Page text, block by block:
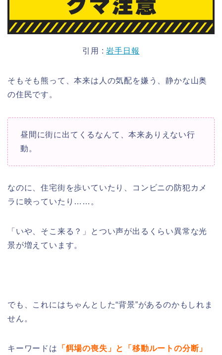
引用 :岩手日報
そもそも熊って、本来は人の気配を嫌う、静かな山奥
の住民です。
昼間に街に出てくるなんて、本来ありえない行
動。
なのに、住宅街を歩いていたり、コンビニの防犯カメ
ラに映っていたり……。
「いや、そこ来る？」とつい声が出るくらい異常な光
景が増えています。
でも、これにはちゃんとした“背景”があるのかもしれま
せん。
キーワードは 「餌場の喪失」と「移動ルートの分断」